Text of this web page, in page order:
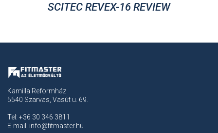
SCITEC REVEX-16 REVIEW
Kamilla Reformház
5540 Szarvas, Vasút u. 69.
Tel: +36 30 346 3811
E-mail: info@fitmaster.hu